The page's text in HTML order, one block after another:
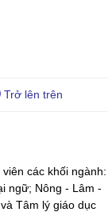
Trở lên trên
các khối ngành:
ngữ; Nông - Lâm -
Tâm lý giáo dục